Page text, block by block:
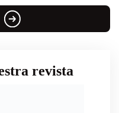
revista